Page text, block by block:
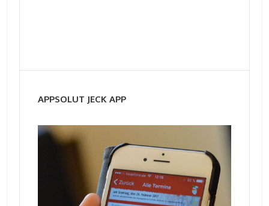
APPSOLUT JECK APP